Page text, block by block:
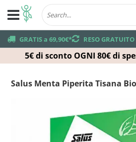
5€ di sconto OGNI 80€ di
truck GRATIS a 69,90€*returns RESO GRATUITO
Salus Menta Piperita Tisana